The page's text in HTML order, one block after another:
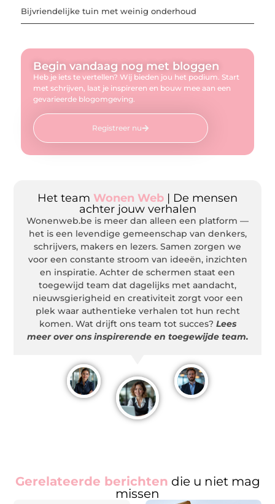
Bijvriendelijke tuin met weinig onderhoud
Begin vandaag nog met bloggen
Heb je iets te vertellen? Wij bieden jou het podium. Start
met schrijven, laat je inspireren en bouw mee aan een
gevarieerde blogomgeving.
Registreer nu
Het team Wonen Web | De mensen
achter jouw verhalen
Wonenweb.be is meer dan alleen een platform —
het is een levendige gemeenschap van denkers,
schrijvers, makers en lezers. Samen zorgen we
voor een constante stroom van ideeën, inzichten
en inspiratie. Achter de schermen staat een
toegewijd team dat dagelijks met aandacht,
nieuwsgierigheid en creativiteit zorgt voor een
plek waar authentieke verhalen tot hun recht
komen. Wat drijft ons team tot succes? Lees
meer over ons inspirerende en toegewijde team.
Gerelateerde berichten die u niet mag
missen